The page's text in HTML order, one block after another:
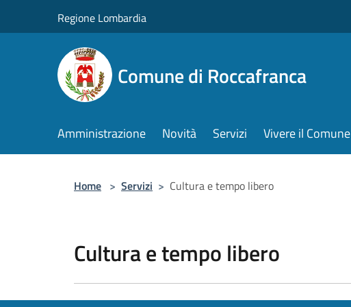
Regione Lombardia
Comune di Roccafranca
Amministrazione Novità Servizi Vivere il Comune
Home > Servizi > Cultura e tempo libero
Cultura e tempo libero